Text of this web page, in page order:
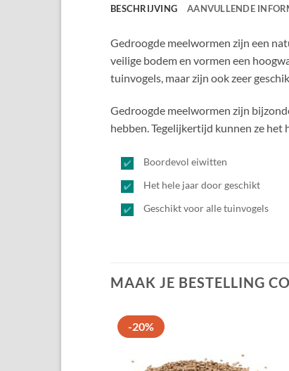
BESCHRIJVING AANVULLENDE
Gedroogde meelwormen zijn een
veilige bodem en vormen een
tuinvogels, maar zijn ook zeer
Gedroogde meelwormen zijn
hebben. Tegelijkertijd kunnen ze het
Boordevol eiwitten
Het hele jaar door geschikt
Geschikt voor alle tuinvogels
MAAK JE BESTELLING
-20%
aan
favorieten